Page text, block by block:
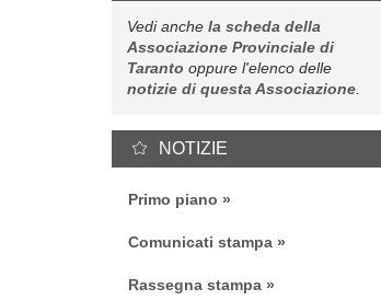
Vedi anche la scheda della
Associazione Provinciale di
Taranto oppure l'elenco delle
notizie di questa Associazione
NOTIZIE
Primo piano
Comunicati stampa
Rassegna stampa